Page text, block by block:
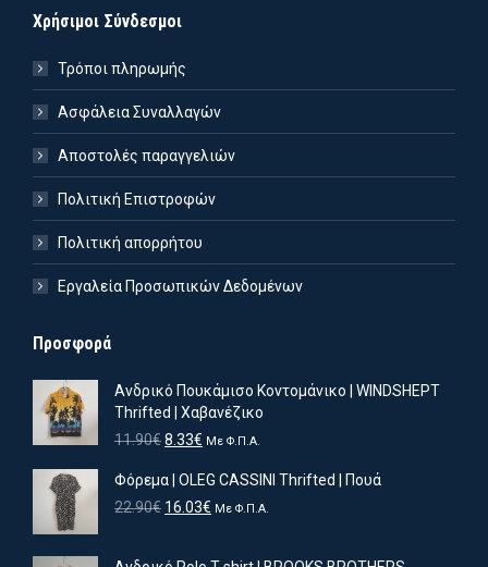
Χρήσιμοι Σύνδεσμοι
Τρόποι πληρωμής
Ασφάλεια Συναλλαγών
Αποστολές παραγγελιών
Πολιτική Επιστροφών
Πολιτική απορρήτου
Εργαλεία Προσωπικών Δεδομένων
Προσφορά
Ανδρικό Πουκάμισο Κοντομάνικο | WINDSHEPT
Thrifted | Χαβανέζικο
11.90€Original
was:
11.90€.
8.33€ Η
τιμή
είναι:
Με Φ.Π.Α.
Φόρεμα | OLEG CASSINI Thrifted | Πουά
22.90€ Original
16.03€ ΗΜε Φ.Π.Α.